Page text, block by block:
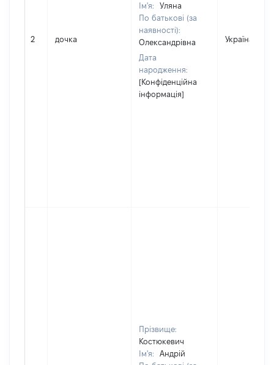
2 дочка
Ім'я:
Уляна
По батькові (за
наявності):
Олександрівна
Дата
народження:
[Конфіденційна
інформація]
Україна
Прізвище:
Костюкевич
Ім'я:
Андрій